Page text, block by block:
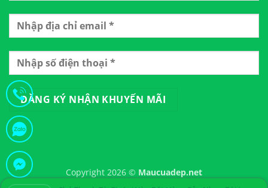
Copyright 2026 © Maucuadep.net